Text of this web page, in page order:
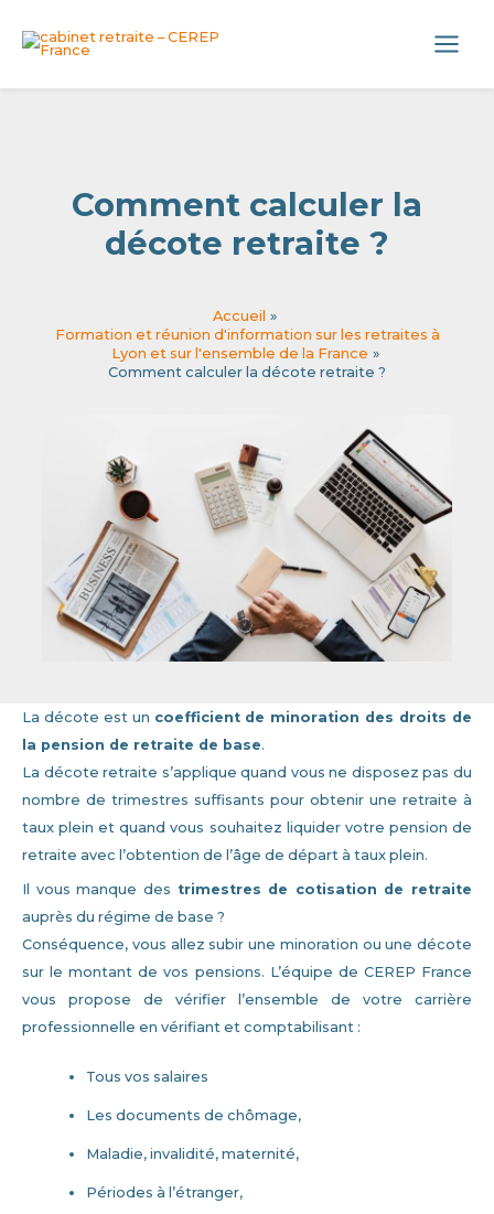
Main
Comment calculer la
décote retraite ?
Accueil
Formation et réunion d'information sur les retraites à
Lyon et sur l'ensemble de la France
Comment calculer la décote retraite ?
La décote est un coefficient de minoration des droits de
la pension de retraite de base.
La décote retraite s’applique quand vous ne disposez pas du
nombre de trimestres suffisants pour obtenir une retraite à
taux plein et quand vous souhaitez liquider votre pension de
retraite avec l’obtention de l’âge de départ à taux plein.
Il vous manque des trimestres de cotisation de retraite
auprès du régime de base ?
Conséquence, vous allez subir une minoration ou une décote
sur le montant de vos pensions. L’équipe de CEREP France
vous propose de vérifier l’ensemble de votre carrière
professionnelle en vérifiant et comptabilisant :
Tous vos salaires
Les documents de chômage,
Maladie, invalidité, maternité,
Périodes à l’étranger,